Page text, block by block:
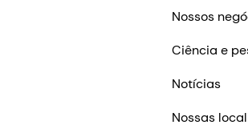
Nossos
Ciência e
Notícias
Nossas